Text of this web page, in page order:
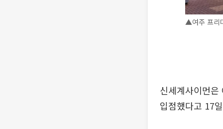
▲여주 프리
신세계사이먼은
입점했다고 17